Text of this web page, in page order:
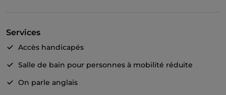
Services
Accès handicapés
Salle de bain pour personnes à mobilité réduite
On parle anglais